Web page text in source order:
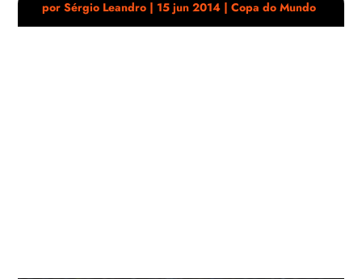
porSérgio Leandro | 15 jun 2014 |Copa do Mundo